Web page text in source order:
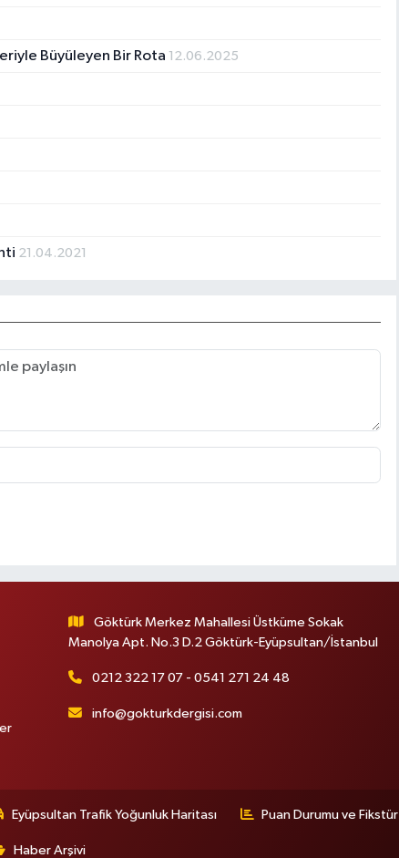
Büyüleyen Bir Rota 12.06.2025
21.04.2021
Göktürk Merkez Mahallesi Üstküme Sokak
Manolya Apt. No.3 D.2 Göktürk-Eyüpsultan/İstanbul
0212 322 17 07 - 0541 271 24 48
info@gokturkdergisi.com
Eyüpsultan Trafik Yoğunluk Haritası Puan Durumu ve Fikstür
Haber Arşivi